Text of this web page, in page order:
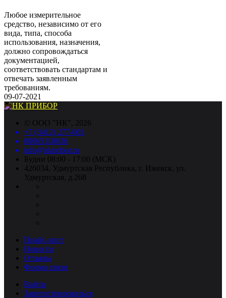
Любое измерительное
средство, независимо от его
вида, типа, способа
использования, назначения,
должно сопровождаться
документацией,
соответствовать стандартам и
отвечать заявленным
требованиям.
09-07-2021
© ООО "НК", 2026
+7 (3412) 277-001
88005118036
info@nkpribor.ru
Будни 08:00 - 17:00 (МСК)
426034, Удмуртская Республика, г. Ижевск, ул.
Удмуртская, д.268
Прайс-лист
Новости
Отзывы
Форма связи
Войти
Зарегистрироваться